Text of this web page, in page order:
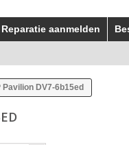
Reparatie aanmelden
Pavilion DV7-6b15ed